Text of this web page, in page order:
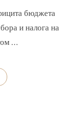
бюджета
и налога на
…